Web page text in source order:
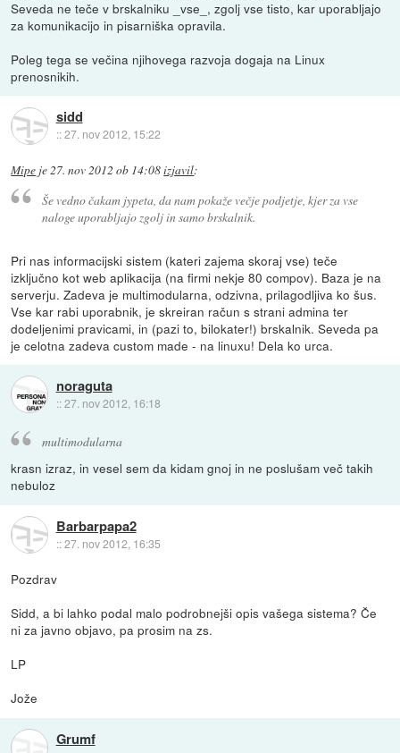
Seveda ne teče v brskalniku _vse_, zgolj vse tisto, kar uporabljajo
za komunikacijo in pisarniška opravila.
Poleg tega se večina njihovega razvoja dogaja na Linux
prenosnikih.
sidd
::27. nov 2012, 15:22
Mipe je27. nov 2012 ob 14:08izjavil:
Še vedno čakam jypeta, da nam pokaže večje podjetje, kjer za vse
naloge uporabljajo zgolj in samo brskalnik.
Pri nas informacijski sistem (kateri zajema skoraj vse) teče
izključno kot web aplikacija (na firmi nekje 80 compov). Baza je na
serverju. Zadeva je multimodularna, odzivna, prilagodljiva ko šus.
Vse kar rabi uporabnik, je skreiran račun s strani admina ter
dodeljenimi pravicami, in (pazi to, bilokater!) brskalnik. Seveda pa
je celotna zadeva custom made - na linuxu! Dela ko urca.
noraguta
::27. nov 2012, 16:18
multimodularna
krasn izraz, in vesel sem da kidam gnoj in ne poslušam več takih
nebuloz
Barbarpapa2
::27. nov 2012, 16:35
Pozdrav
Sidd, a bi lahko podal malo podrobnejši opis vašega sistema? Če
ni za javno objavo, pa prosim na zs.
LP
Jože
Grumf